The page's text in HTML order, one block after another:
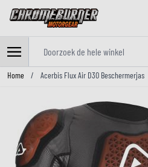
Ga naar de inhoud
Home / Acerbis Flux Air D3O Beschermerjas